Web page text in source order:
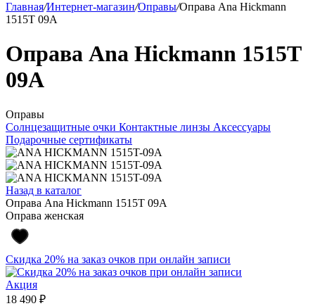
Главная/Интернет-магазин/Оправы/Оправа Ana Hickmann
1515T 09A
Оправа Ana Hickmann 1515T
09A
Оправы
Солнцезащитные очки Контактные линзы Аксессуары
Подарочные сертификаты
Назад в каталог
Оправа Ana Hickmann 1515T 09A
Оправа женская
Скидка 20% на заказ очков при онлайн записи
Акция
18 490 ₽